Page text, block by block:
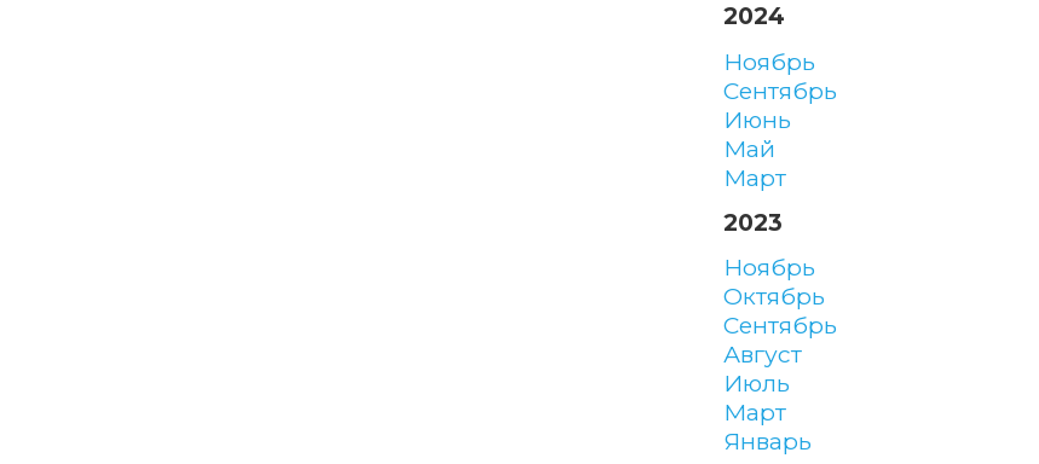
2024
ноябрь
сентябрь
июнь
май
март
2023
ноябрь
октябрь
сентябрь
август
июль
март
январь